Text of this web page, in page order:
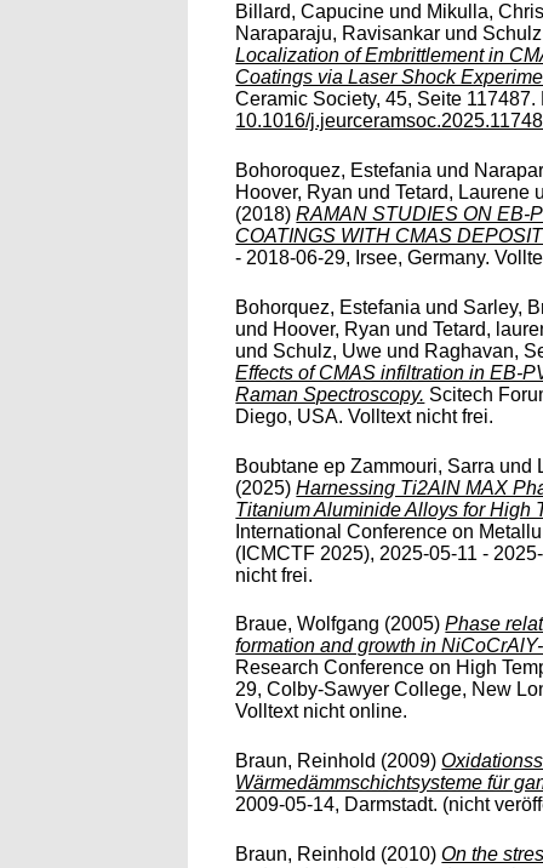
Billard, Capucine und Mikulla,
Naraparaju, Ravisankar und
Localization of Embrittlement in
Coatings via Laser Shock
Ceramic Society, 45, Seite 117487.
10.1016/
Bohoroquez, Estefania und
Hoover, Ryan undTetard, Laurene
(2018)RAMAN STUDIES ON EB-
COATINGS WITH CMAS
- 2018-06-29, Irsee, Germany.
Bohorquez, Estefania und Sarley,
und Hoover, Ryan undTetard,
und Schulz, Uwe und Raghavan,
Effects of CMAS infiltration in EB-
Raman Spectroscopy. Scitech
Diego, USA. Volltext nicht frei.
Boubtane ep Zammouri, Sarra und
(2025)Harnessing Ti2AlN MAX
Titanium Aluminide Alloys for High
International Conference on
(ICMCTF 2025), 2025-05-11 -
nicht frei.
Braue, Wolfgang (2005)Phase
formation and growth in
Research Conference on High
29, Colby-Sawyer College, New
Volltext nicht online.
Braun, Reinhold (2009)
Wärmedämmschichtsysteme für
2009-05-14, Darmstadt. (nicht
Braun, Reinhold (2010)On the